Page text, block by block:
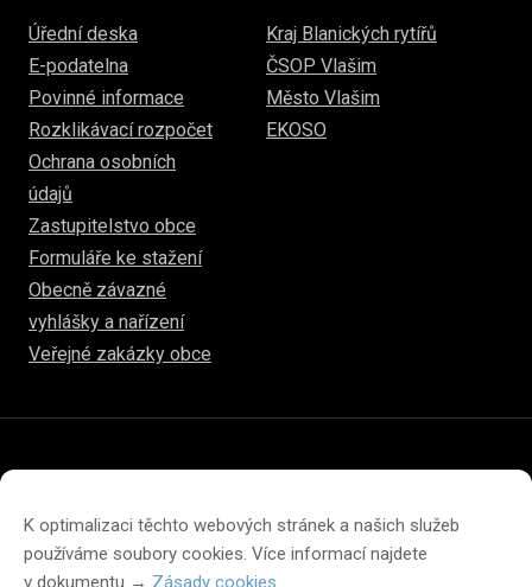
K optimalizaci těchto webových stránek a našich služeb
používáme soubory cookies. Více informací najdete
v dokumentu → Zásady cookies
Úřední deska
E-podatelna
Povinné informace
Rozklikávací rozpočet
Ochrana osobních
údajů
Zastupitelstvo obce
Formuláře ke stažení
Obecně závazné
vyhlášky a nařízení
Veřejné zakázky obce
Kraj Blanických rytířů
ČSOP Vlašim
Město Vlašim
EKOSO
Prohlášení o přístupnosti
Prohlášení o ochraně soukromí
Zásady cookies (EU)